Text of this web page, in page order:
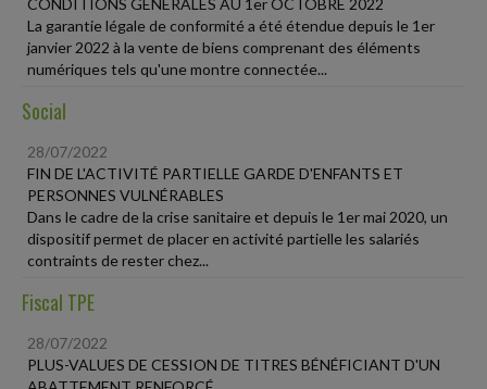
CONDITIONS GÉNÉRALES AU 1er OCTOBRE 2022
La garantie légale de conformité a été étendue depuis le 1er
janvier 2022 à la vente de biens comprenant des éléments
numériques tels qu'une montre connectée...
Social
28/07/2022
FIN DE L'ACTIVITÉ PARTIELLE GARDE D'ENFANTS ET
PERSONNES VULNÉRABLES
Dans le cadre de la crise sanitaire et depuis le 1er mai 2020, un
dispositif permet de placer en activité partielle les salariés
contraints de rester chez...
Fiscal TPE
28/07/2022
PLUS-VALUES DE CESSION DE TITRES BÉNÉFICIANT D'UN